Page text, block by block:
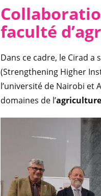
faculté
Dans ce cadre, le Cirad a
(Strengthening Higher
l’université de Nairobi et
domaines de l’